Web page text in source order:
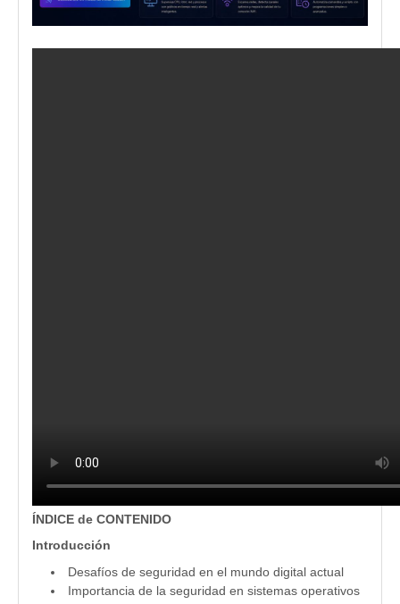
ÍNDICE de CONTENIDO
Introducción
Desafíos de seguridad en el mundo digital actual
Importancia de la seguridad en sistemas operativos